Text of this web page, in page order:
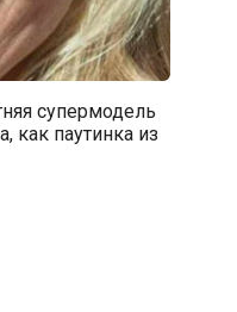
супермодель
как паутинка из